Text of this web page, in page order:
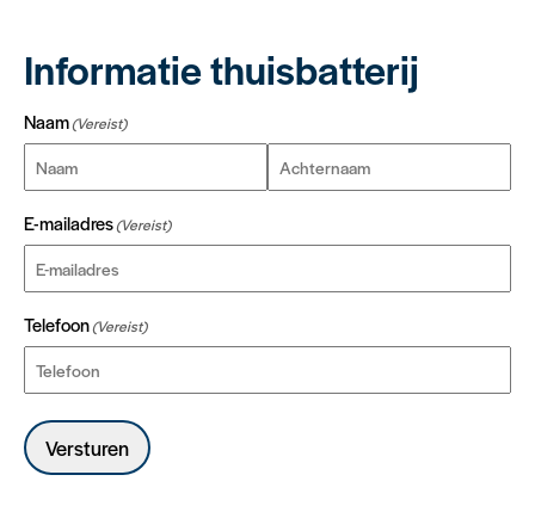
Informatie thuisbatterij
Naam(Vereist)
E-mailadres(Vereist)
Telefoon(Vereist)
Versturen